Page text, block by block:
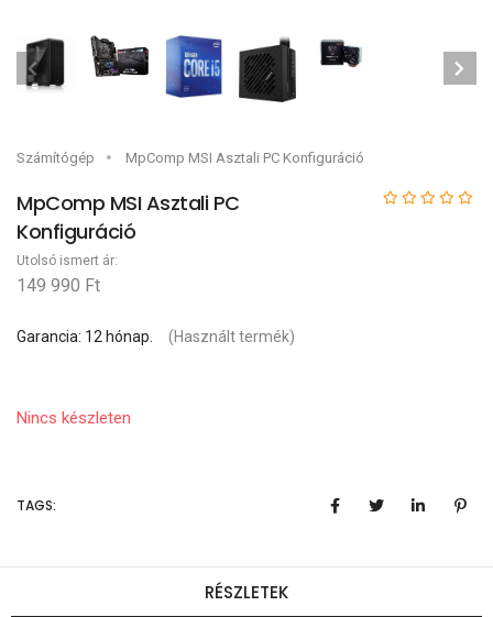
Számítógép MpComp MSI Asztali PC Konfiguráció
MpComp MSI Asztali PC
Konfiguráció
Utolsó ismert ár:
149 990 Ft
Garancia: 12 hónap. (Használt termék)
Nincs készleten
TAGS:
RÉSZLETEK